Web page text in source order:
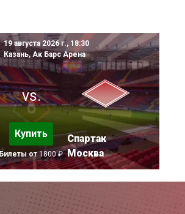
19 августа 2026 г., 18:30
Казань, Ак Барс Арена
vs.
Купить
Билеты от1800 ₽
Спартак
Москва